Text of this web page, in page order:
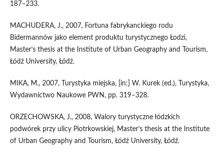
187–233.
MACHUDERA, J., 2007, Fortuna fabrykanckiego rodu
Bidermannów jako element produktu turystycznego Łodzi,
Master’s thesis at the Institute of Urban Geography and Tourism,
Łódź University, Łódź.
MIKA, M., 2007, Turystyka miejska, [in:] W. Kurek (ed.), Turystyka,
Wydawnictwo Naukowe PWN, pp. 319–328.
ORZECHOWSKA, J., 2008, Walory turystyczne łódzkich
podwórek przy ulicy Piotrkowskiej, Master’s thesis at the Institute
of Urban Geography and Tourism, Łódź University, Łódź.